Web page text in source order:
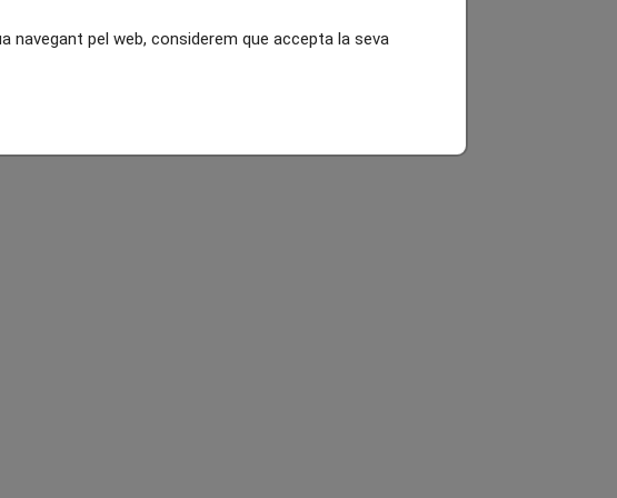
navegant pel web, considerem que accepta la seva